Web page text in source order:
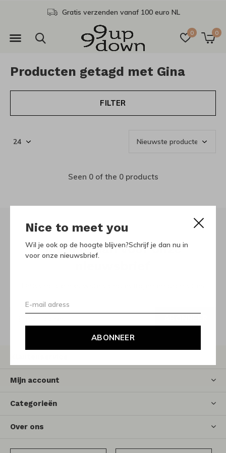
Nice to meet you
Wil je ook op de hoogte blijven?Schrijf je dan nu in
voor onze nieuwsbrief.
ABONNEER
0 0
Gratis verzenden vanaf 100 euro NL
Producten getagd met Gina
FILTER
Seen 0 of the 0 products
Meld je aan voor onze
Mijn account
Categorieën
Over ons